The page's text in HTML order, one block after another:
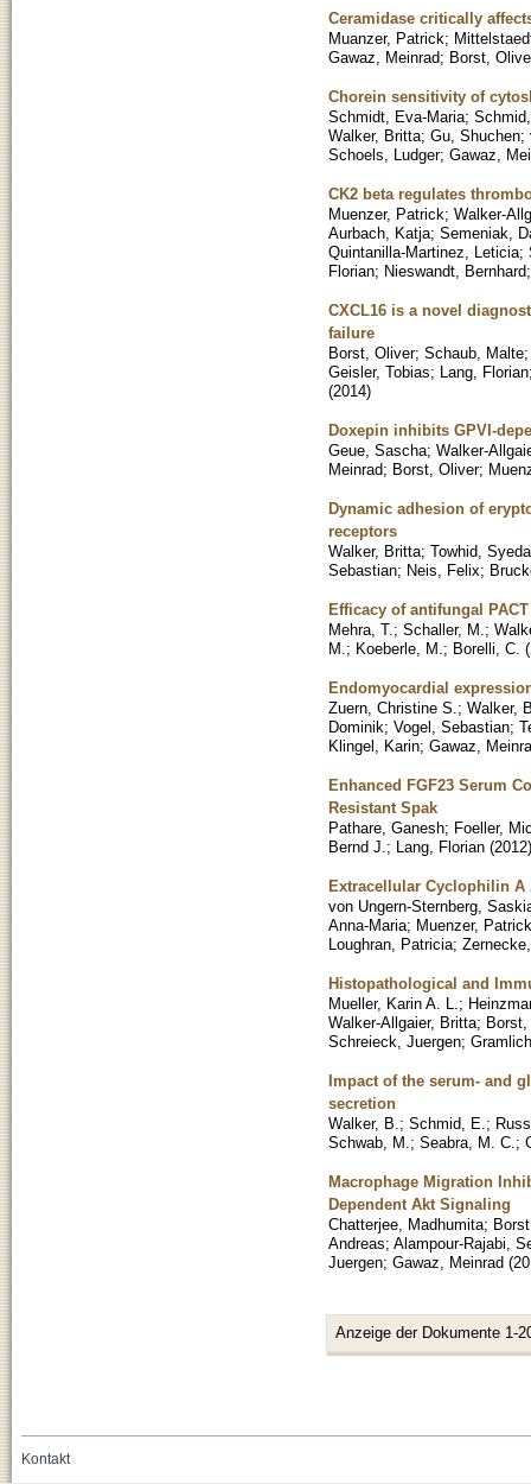
Ceramidase critically
Muanzer, Patrick;
Gawaz, Meinrad; Borst,
Chorein sensitivity of
Schmidt, Eva-Maria;
Walker, Britta; Gu, Shuchen;
Schoels, Ludger; Gawaz,
CK2 beta regulates
Muenzer, Patrick; Walker-
Aurbach, Katja; Semeniak,
Quintanilla-Martinez, Leticia;
Florian; Nieswandt, Bernhard
CXCL16 is a novel
failure
Borst, Oliver; Schaub, Malte
Geisler, Tobias; Lang, Florian
(2014)
Doxepin inhibits GPVI-
Geue, Sascha; Walker-
Meinrad; Borst, Oliver;
Dynamic adhesion of
receptors
Walker, Britta; Towhid,
Sebastian; Neis, Felix;
Efficacy of antifungal
Mehra, T. ; Schaller, M. ;
M. ; Koeberle, M. ; Borelli, C. (
Endomyocardial
Zuern, Christine S. ; Walker,
Dominik; Vogel, Sebastian;
Klingel, Karin; Gawaz,
Enhanced FGF23 Serum
Resistant Spak
Pathare, Ganesh; Foeller,
Bernd J. ; Lang, Florian (2012)
Extracellular Cyclophilin A
von Ungern-Sternberg,
Anna-Maria; Muenzer, Patrick
Loughran, Patricia;
Histopathological and
Mueller, Karin A. L. ;
Walker-Allgaier, Britta;
Schreieck, Juergen;
Impact of the serum- and
secretion
Walker, B. ; Schmid, E. ;
Schwab, M. ; Seabra, M. C. ;
Macrophage Migration
Dependent Akt Signaling
Chatterjee, Madhumita;
Andreas; Alampour-Rajabi,
Juergen; Gawaz, Meinrad (
Anzeige der Dokumente 1-
Kontakt